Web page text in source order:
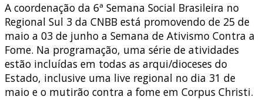
A coordenação da 6ª Semana Social Brasileira no
Regional Sul 3 da CNBB está promovendo de 25 de
maio a 03 de junho a Semana de Ativismo Contra a
Fome. Na programação, uma série de atividades
estão incluídas em todas as arqui/dioceses do
Estado, inclusive uma live regional no dia 31 de
maio e o mutirão contra a fome em Corpus Christi.